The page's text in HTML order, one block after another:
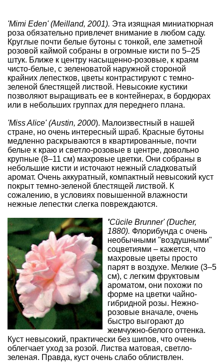
'Mimi Eden' (Meilland, 2001). Эта изящная миниатюрная
роза обязательно привлечет внимание в любом саду.
Круглые почти белые бутоны с тонкой, еле заметной
розовой каймой собраны в огромные кисти по 5–25
штук. Ближе к центру насыщенно-розовые, к краям
чисто-белые, с зеленоватой наружной стороной
крайних лепестков, цветы контрастируют с темно-
зеленой блестящей листвой. Невысокие кустики
позволяют выращивать ее в контейнерах, в бордюрах
или в небольших группах для переднего плана.
'Miss Alice' (Austin, 2000). Малоизвестный в нашей
стране, но очень интересный шраб. Красные бутоны
медленно раскрываются в квартированные, почти
белые к краю и светло-розовые в центре, довольно
крупные (8–11 см) махровые цветки. Они собраны в
небольшие кисти и источают нежный сладковатый
аромат. Очень аккуратный, компактный невысокий куст
покрыт темно-зеленой блестящей листвой. К
сожалению, в условиях повышенной влажности
нежные лепестки слегка повреждаются.
'Cйcile Brunner' (Ducher,
1880). Флорибунда с очень
необычными "воздушными"
соцветиями – кажется, что
махровые цветы просто
парят в воздухе. Мелкие (3–5
см), с легким фруктовым
ароматом, они похожи по
форме на цветки чайно-
гибридной розы. Нежно-
розовые вначале, очень
быстро выгорают до
жемчужно-белого оттенка.
Куст невысокий, практически без шипов, что очень
облегчает уход за розой. Листва матовая, светло-
зеленая. Правда, куст очень слабо облиствлен.